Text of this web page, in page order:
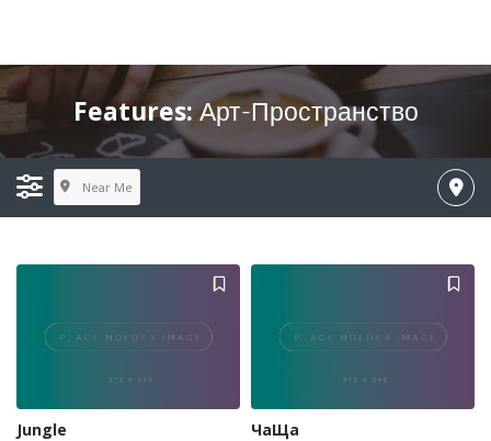
Features:Арт-Пространство
Near Me
Jungle ЧаЩа